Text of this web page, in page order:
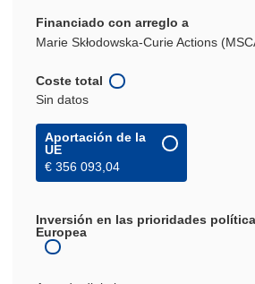
Financiado con arreglo a
Marie Skłodowska-Curie Actions
Coste total
Sin datos
Aportación de la
UE
€ 356 093,04
Inversión en las prioridades
Europea